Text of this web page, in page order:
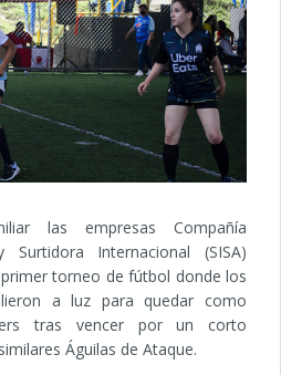
las empresas Compañía
Surtidora Internacional (SISA)
torneo de fútbol donde los
a luz para quedar como
tras vencer por un corto
Águilas de Ataque.